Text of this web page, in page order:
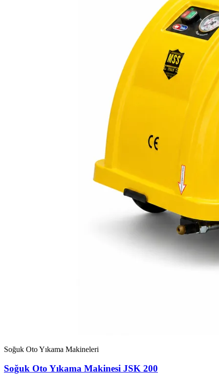
Soğuk Oto Yıkama Makineleri
Soğuk Oto Yıkama Makinesi JSK 200